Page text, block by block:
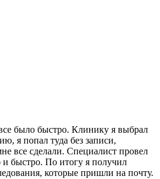
было быстро. Клинику я выбрал
я попал туда без записи,
все сделали. Специалист провел
и быстро. По итогу я получил
которые пришли на почту.